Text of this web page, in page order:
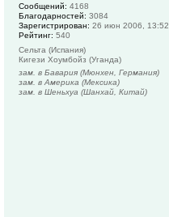
Сообщений: 4168
Благодарностей: 3084
Зарегистрирован: 26 июн 2006, 13:52
Рейтинг: 540
Сельта (Испания)
Кигези Хоумбойз (Уганда)
зам. в Бавария (Мюнхен, Германия)
зам. в Америка (Мексика)
зам. в Шеньхуа (Шанхай, Китай)